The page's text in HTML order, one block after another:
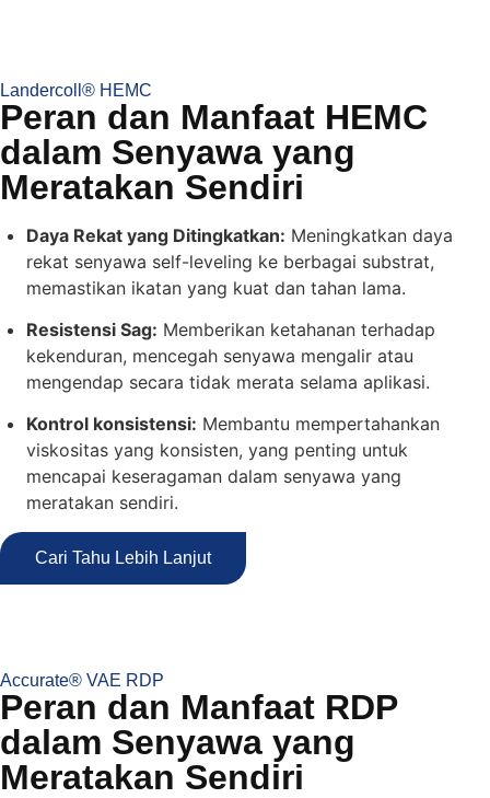
Landercoll® HEMC
Peran dan Manfaat HEMC
dalam Senyawa yang
Meratakan Sendiri
Daya Rekat yang Ditingkatkan: Meningkatkan daya
rekat senyawa self-leveling ke berbagai substrat,
memastikan ikatan yang kuat dan tahan lama.
Resistensi Sag: Memberikan ketahanan terhadap
kekenduran, mencegah senyawa mengalir atau
mengendap secara tidak merata selama aplikasi.
Kontrol konsistensi: Membantu mempertahankan
viskositas yang konsisten, yang penting untuk
mencapai keseragaman dalam senyawa yang
meratakan sendiri.
Cari Tahu Lebih Lanjut
Accurate® VAE RDP
Peran dan Manfaat RDP
dalam Senyawa yang
Meratakan Sendiri